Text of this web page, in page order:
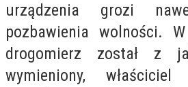
urządzenia grozi
pozbawienia wolności.
drogomierz został z
wymieniony,